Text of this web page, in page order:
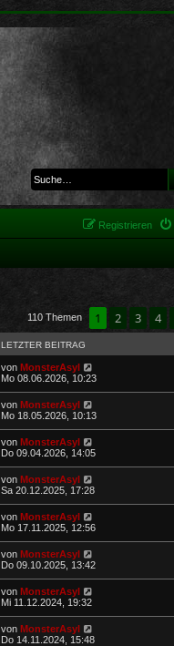
Registrieren
110 Themen 1 2 3 4
LETZTER BEITRAG
von MonsterAsyl
Mo 08.06.2026, 10:23
von MonsterAsyl
Mo 18.05.2026, 10:13
von MonsterAsyl
Do 09.04.2026, 14:05
von MonsterAsyl
Sa 20.12.2025, 17:28
von MonsterAsyl
Mo 17.11.2025, 12:56
von MonsterAsyl
Do 09.10.2025, 13:42
von MonsterAsyl
Mi 11.12.2024, 19:32
von MonsterAsyl
Do 14.11.2024, 15:48